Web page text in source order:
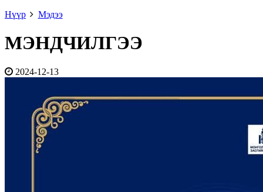
Нүүр
Мэдээ
МЭНДЧИЛГЭЭ
2024-12-13